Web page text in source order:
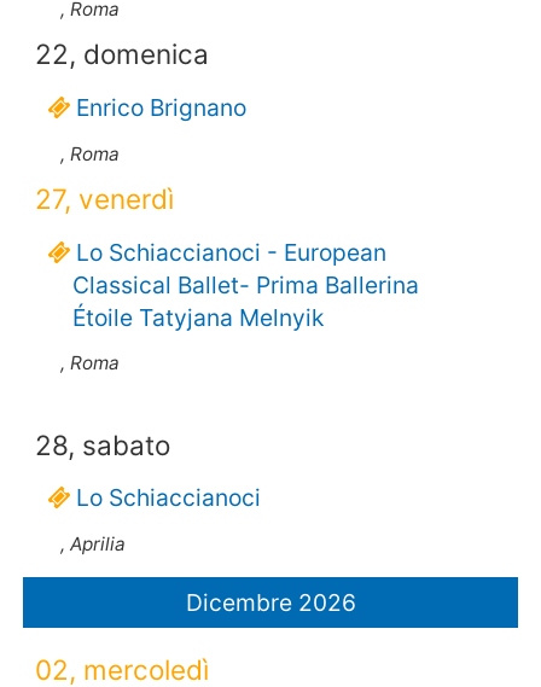
, Roma
22, domenica
Enrico Brignano
, Roma
27, venerdì
Lo Schiaccianoci - European
Classical Ballet- Prima Ballerina
Étoile Tatyjana Melnyik
, Roma
28, sabato
Lo Schiaccianoci
, Aprilia
Dicembre 2026
02, mercoledì